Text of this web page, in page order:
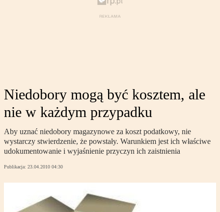
Niedobory mogą być kosztem, ale
nie w każdym przypadku
Aby uznać niedobory magazynowe za koszt podatkowy, nie
wystarczy stwierdzenie, że powstały. Warunkiem jest ich właściwe
udokumentowanie i wyjaśnienie przyczyn ich zaistnienia
Publikacja: 23.04.2010 04:30